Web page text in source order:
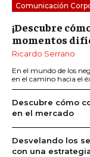
Comunicación
¡Descubre
momentos
Ricardo Serrano
En el mundo de los
en el camino hacia el
Descubre cómo
en el mercado
Desvelando los
con una